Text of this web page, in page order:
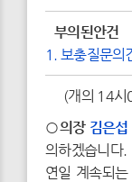
부의된안건
1. 보충질문의
(개의 14시
○의장 김은섭
의하겠습니다.
연일 계속되